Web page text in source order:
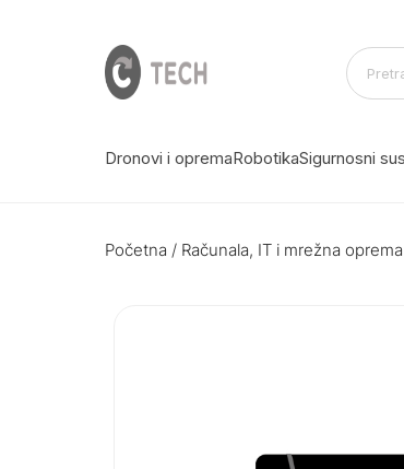
Dronovi i opremaRobotikaSigurnosni
Početna / Računala, IT i mrežna oprema